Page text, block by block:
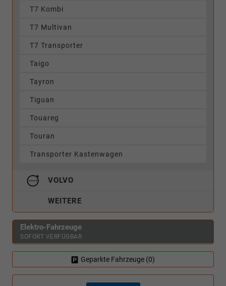
T7 Kombi
T7 Multivan
T7 Transporter
Taigo
Tayron
Tiguan
Touareg
Touran
Transporter Kastenwagen
VOLVO
WEITERE
Elektro-Fahrzeuge
SOFORT VERFÜGBAR
Geparkte Fahrzeuge (0)